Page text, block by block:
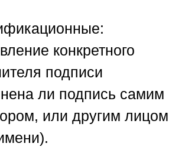
конкретного
подписи
ли подпись самим
или другим лицом